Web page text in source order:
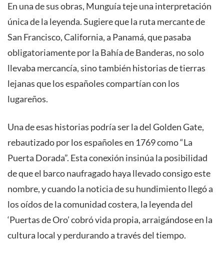
En una de sus obras, Munguía teje una interpretación
única de la leyenda. Sugiere que la ruta mercante de
San Francisco, California, a Panamá, que pasaba
obligatoriamente por la Bahía de Banderas, no solo
llevaba mercancía, sino también historias de tierras
lejanas que los españoles compartían con los
lugareños.
Una de esas historias podría ser la del Golden Gate,
rebautizado por los españoles en 1769 como “La
Puerta Dorada”. Esta conexión insinúa la posibilidad
de que el barco naufragado haya llevado consigo este
nombre, y cuando la noticia de su hundimiento llegó a
los oídos de la comunidad costera, la leyenda del
‘Puertas de Oro’ cobró vida propia, arraigándose en la
cultura local y perdurando a través del tiempo.